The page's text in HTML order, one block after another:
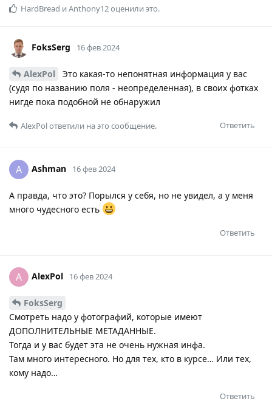
HardBread иAnthony12оценили это.
FoksSerg 16 фев 2024
AlexPol
Это какая-то непонятная информация у вас
(судя по названию поля - неопределенная), в своих фотках
нигде пока подобной не обнаружил
Ответить
AlexPolответили на это сообщение.
A Ashman 16 фев 2024
А правда, что это? Порылся у себя, но не увидел, а у меня
много чудесного есть
Ответить
A AlexPol 16 фев 2024
FoksSerg
Смотреть надо у фотографий, которые имеют
ДОПОЛНИТЕЛЬНЫЕ МЕТАДАННЫЕ.
Тогда и у вас будет эта не очень нужная инфа.
Там много интересного. Но для тех, кто в курсе… Или тех,
кому надо…
Ответить